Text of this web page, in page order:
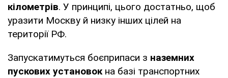
кілометрів. У принципі, цього достатньо, щоб
уразити Москву й низку інших цілей на
території РФ.
Запускатимуться боєприпаси з наземних
пускових установокна базі транспортних